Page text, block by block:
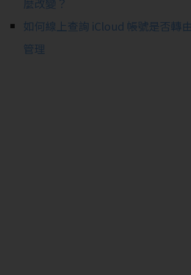
如何線上查詢 iCloud 帳號是否轉
管理